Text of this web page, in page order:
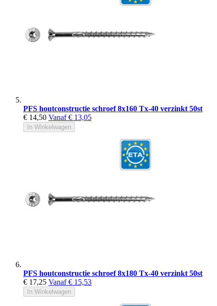
PFS houtconstructie schroef 8x160 Tx-40 verzinkt 50st
€ 14,50 Vanaf € 13,05
In Winkelwagen
PFS houtconstructie schroef 8x180 Tx-40 verzinkt 50st
€ 17,25 Vanaf € 15,53
In Winkelwagen